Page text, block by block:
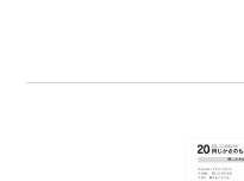
つけ出していく。
り合いをもとに，
らき」の学習実践